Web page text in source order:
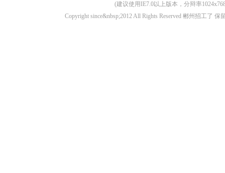
(建议使用IE7.0以上版本，分辩率
Copyright since&nbsp;2012 All Rights Reserved 郴州招工了